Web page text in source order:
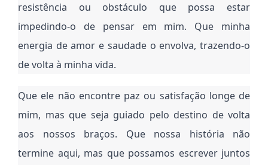
resistência ou obstáculo que possa estar
impedindo-o de pensar em mim. Que minha
energia de amor e saudade o envolva, trazendo-o
de volta à minha vida.
Que ele não encontre paz ou satisfação longe de
mim, mas que seja guiado pelo destino de volta
aos nossos braços. Que nossa história não
termine aqui, mas que possamos escrever juntos